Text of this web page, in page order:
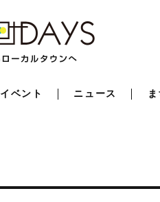
イベント ニュース